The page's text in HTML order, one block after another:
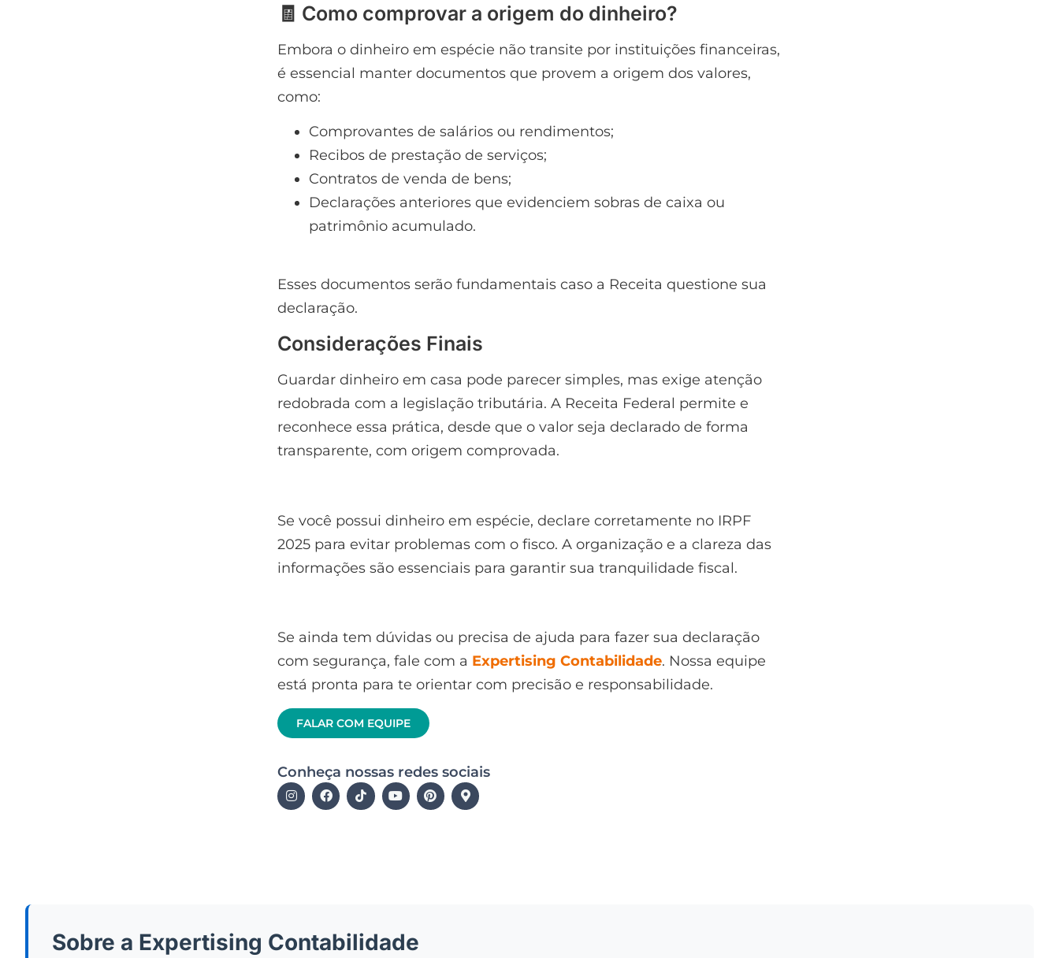
🧾 Como comprovar a origem do dinheiro?
Embora o dinheiro em espécie não transite por instituições financeiras,
é essencial manter documentos que provem a origem dos valores,
como:
Comprovantes de salários ou rendimentos;
Recibos de prestação de serviços;
Contratos de venda de bens;
Declarações anteriores que evidenciem sobras de caixa ou
patrimônio acumulado.
Esses documentos serão fundamentais caso a Receita questione sua
declaração.
Considerações Finais
Guardar dinheiro em casa pode parecer simples, mas exige atenção
redobrada com a legislação tributária. A Receita Federal permite e
reconhece essa prática, desde que o valor seja declarado de forma
transparente, com origem comprovada.
Se você possui dinheiro em espécie, declare corretamente no IRPF
2025 para evitar problemas com o fisco. A organização e a clareza das
informações são essenciais para garantir sua tranquilidade fiscal.
Se ainda tem dúvidas ou precisa de ajuda para fazer sua declaração
com segurança, fale com a Expertising Contabilidade. Nossa equipe
está pronta para te orientar com precisão e responsabilidade.
FALAR COM EQUIPE
Conheça nossas redes sociais
Sobre a Expertising Contabilidade